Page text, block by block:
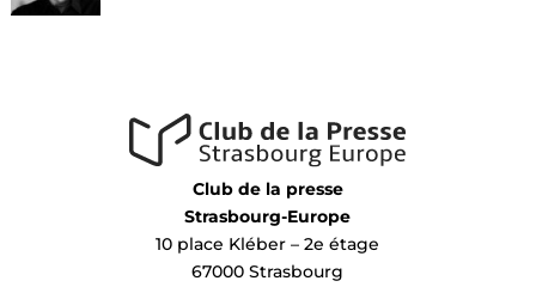
Club de la presse
Strasbourg-Europe
10 place Kléber – 2e étage
67000 Strasbourg